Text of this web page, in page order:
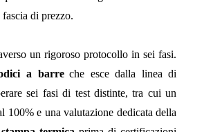
di prezzo.
un rigoroso protocollo in sei fasi.
a barre che esce dalla linea di
sei fasi di test distinte, tra cui un
100% e una valutazione dedicata della